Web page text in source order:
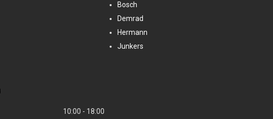
Bosch
Demrad
Hermann
Junkers
10:00
18:00